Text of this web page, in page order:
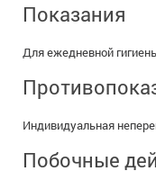
Показания
Для ежедневной
Индивидуальная
Побочные